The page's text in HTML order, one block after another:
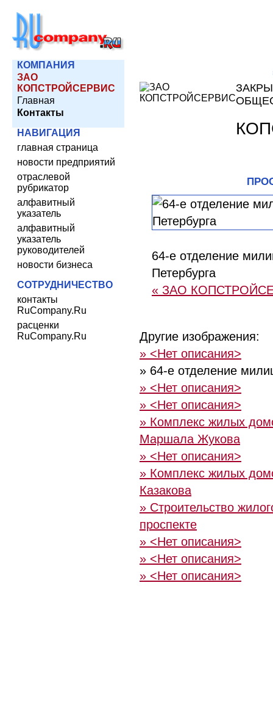
КОМПАНИЯ
ЗАО
КОПСТРОЙСЕРВИС
Главная
Контакты
НАВИГАЦИЯ
главная страница
новости предприятий
отраслевой
рубрикатор
алфавитный
указатель
алфавитный
указатель
руководителей
новости бизнеса
СОТРУДНИЧЕСТВО
контакты
RuCompany.Ru
расценки
RuCompany.Ru
64-е отделение
Петербурга
« ЗАО
Другие изображения:
» <Нет описания>
» 64-е отделение
» <Нет описания>
» <Нет описания>
» Комплекс жилых
Маршала Жукова
» <Нет описания>
» Комплекс жилых
Казакова
» Строительство
проспекте
» <Нет описания>
» <Нет описания>
» <Нет описания>